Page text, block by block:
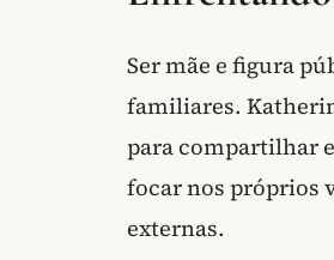
Ser mãe e figura
familiares.
para compartilhar
focar nos próprios
externas.